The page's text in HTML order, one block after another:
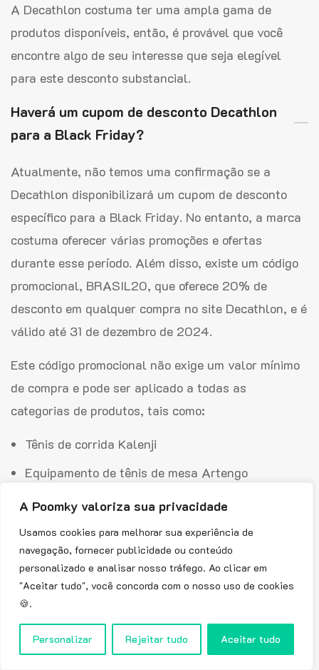
A Poomky valoriza sua privacidade
Usamos cookies para melhorar sua experiência de
navegação, fornecer publicidade ou conteúdo
personalizado e analisar nosso tráfego. Ao clicar em
"Aceitar tudo", você concorda com o nosso uso de cookies
🍪.
Personalizar Rejeitar tudo Aceitar tudo
A Decathlon costuma ter uma ampla gama de
produtos disponíveis, então, é provável que você
encontre algo de seu interesse que seja elegível
para este desconto substancial.
Haverá um cupom de desconto Decathlon
para a Black Friday?
Atualmente, não temos uma confirmação se a
Decathlon disponibilizará um cupom de desconto
específico para a Black Friday. No entanto, a marca
costuma oferecer várias promoções e ofertas
durante esse período. Além disso, existe um código
promocional, BRASIL20, que oferece 20% de
desconto em qualquer compra no site Decathlon, e é
válido até 31 de dezembro de 2024.
Este código promocional não exige um valor mínimo
de compra e pode ser aplicado a todas as
categorias de produtos, tais como:
Tênis de corrida Kalenji
Equipamento de tênis de mesa Artengo
Roupa de banho Nabaiji
Equipamento de ginástica Kipsta
Kit de badminton Perfly
Fique atento às ofertas e promoções da Decathlon
BRASIL20 para garantir um bom desconto!